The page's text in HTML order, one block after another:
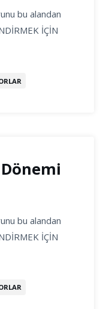
bu alandan
İÇİN
bu alandan
İÇİN